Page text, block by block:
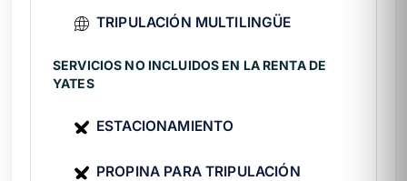
Bay
protegidos. El flybridge del Sea Beast es
grupo bucea. ConsultaSanta María Bay
TRIPULACIÓN MULTILINGÜE
SERVICIOS NO INCLUIDOS EN LA RENTA DE
YATES
ESTACIONAMIENTO
PROPINA PARA TRIPULACIÓN